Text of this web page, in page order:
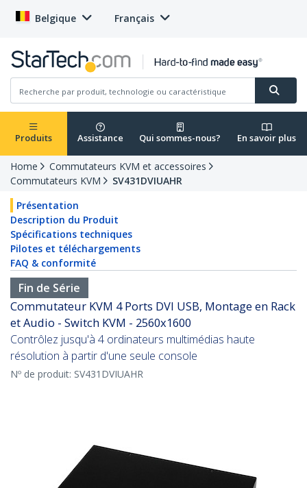
Belgique Français
Produits Assistance Qui sommes-nous? En savoir plus
Home
Commutateurs KVM et accessoires
Commutateurs KVM
SV431DVIUAHR
Présentation
Description du Produit
Spécifications techniques
Pilotes et téléchargements
FAQ & conformité
Fin de Série
Commutateur KVM 4 Ports DVI USB, Montage en Rack
et Audio - Switch KVM - 2560x1600
Contrôlez jusqu'à 4 ordinateurs multimédias haute
résolution à partir d'une seule console
Nº de produit: SV431DVIUAHR